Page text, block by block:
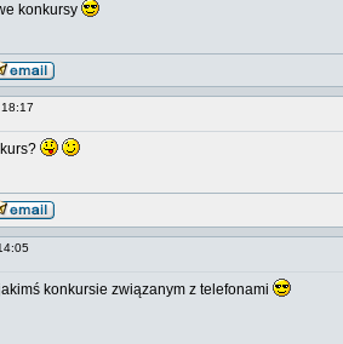
konkursy
18:17
konkursie związanym z telefonami